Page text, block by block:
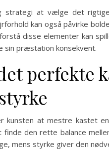
strategi at vælge det
kan også påvirke
disse elementer kan
sin præstation konsekvent.
perfekte
kunsten at mestre kastet
den rette balance
mens styrke giver den